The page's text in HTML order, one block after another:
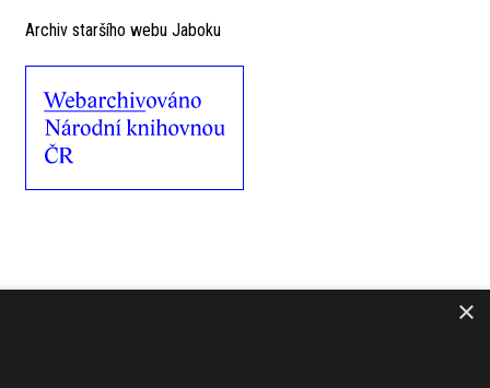
Archiv staršího webu Jaboku
×